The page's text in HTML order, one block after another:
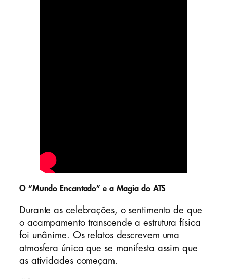
O “Mundo Encantado” e a Magia do ATS
Durante as celebrações, o sentimento de que
o acampamento transcende a estrutura física
foi unânime. Os relatos descrevem uma
atmosfera única que se manifesta assim que
as atividades começam.